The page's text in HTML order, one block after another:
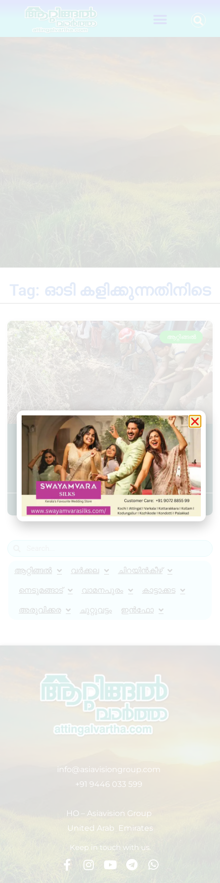
Tag: ഓടി കളിക്കുന്നതിനിടെ
ആറ്റിങ്ങൽ
ഓടി കളിക്കുന്നതിനിടെ 3
വിദ്യാർത്ഥികൾ കിണറ്റിൽ വീണു,
സംഭവം ആറ്റിങ്ങലിൽ
Admin YS March 30, 2024 3:30 pm
ആറ്റിങ്ങൽ വർക്കല ചിറയിൻകീഴ്
നെടുമങ്ങാട് വാമനപുരം കാട്ടാക്കട
അരുവിക്കര ചുറ്റുവട്ടം ഇൻഫോ
info@asiavisiongroup.com
+91 9446 033 599
HO – Asiavision Group
United Arab Emirates
Keep in touch with us.